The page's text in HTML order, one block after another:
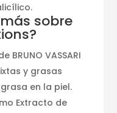
sobre
BRUNO VASSARI
y grasas
en la piel.
Extracto de